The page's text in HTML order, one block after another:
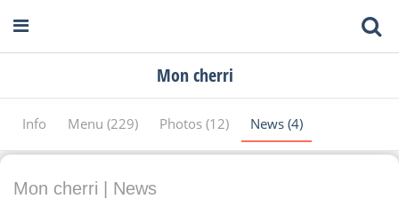
Mon cherri
Info Menu (229) Photos (12) News (4)
Mon cherri | News